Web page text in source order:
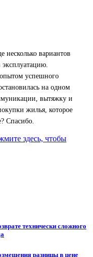
несколько вариантов
эксплуатацию.
успешного
на одном
вытяжку и
жилья, которое
Спасибо.
здесь, чтобы
технически сложного
разницы в цене